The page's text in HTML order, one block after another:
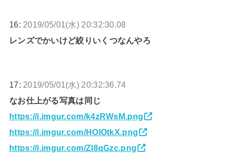
16: 2019/05/01(水) 20:32:30.08
レンズでかいけど絞りいくつなんやろ
17: 2019/05/01(水) 20:32:36.74
なお仕上がる写真は同じ
https://i.imgur.com/k4zRWsM.png
https://i.imgur.com/HOlOtkX.png
https://i.imgur.com/Zl8qGzc.png